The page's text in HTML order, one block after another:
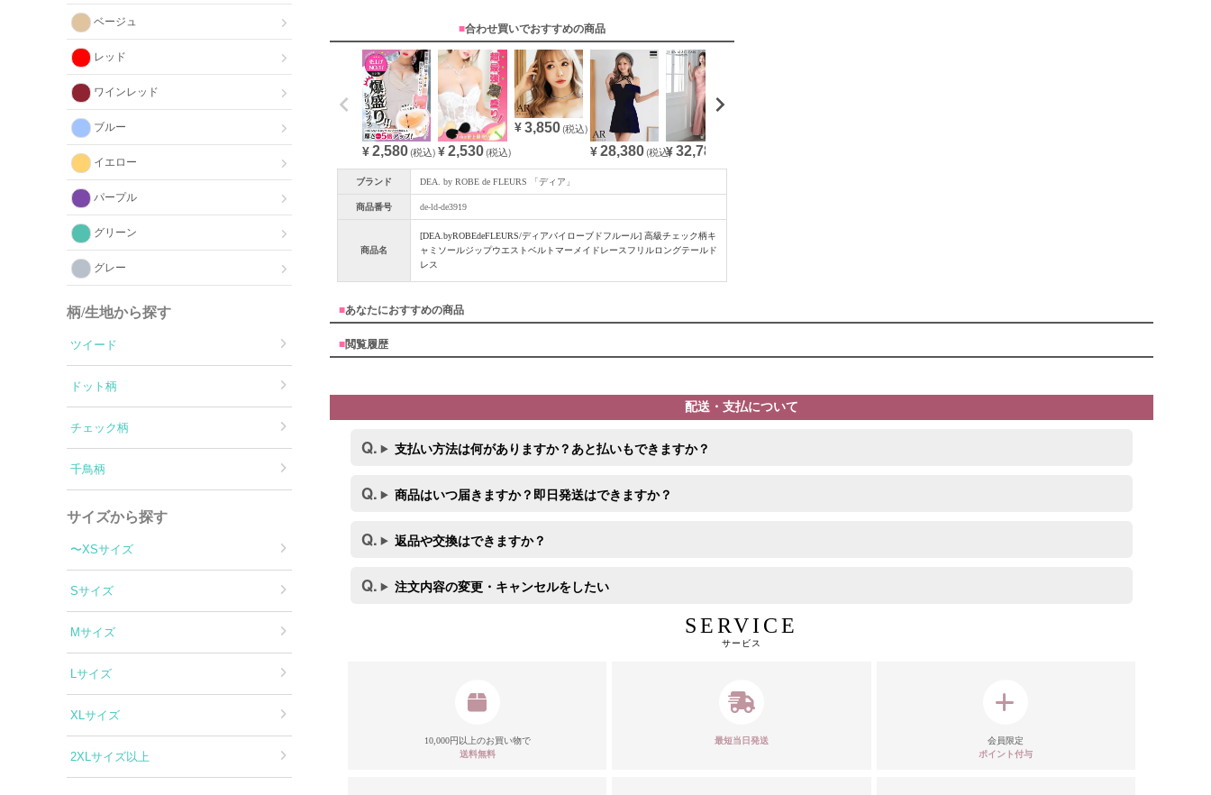
ベージュ
レッド
ワインレッド
ブルー
イエロー
パープル
グリーン
グレー
柄/生地から探す
ツイード
ドット柄
チェック柄
千鳥柄
サイズから探す
〜XSサイズ
Sサイズ
Mサイズ
Lサイズ
XLサイズ
2XLサイズ以上
■合わせ買いでおすすめの商品
¥2,580(税込) ¥ 2,530(税込)
¥3,850 (税込)
¥28,380 (税込)¥32,780
ブランド DEA. by ROBE de FLEURS 「ディア」
商品番号 de-ld-de3919
商品名
[DEA.byROBEdeFLEURS/ディアバイローブドフルール] 高級チェック柄キ
ャミソールジップウエストベルトマーメイドレースフリルロングテールド
レス
■あなたにおすすめの商品
■閲覧履歴
配送・支払について
支払い方法は何がありますか？あと払いもできますか？
商品はいつ届きますか？即日発送はできますか？
返品や交換はできますか？
注文内容の変更・キャンセルをしたい
SERVICE
サービス
10,000円以上のお買い物で
送料無料
最短当日発送
会員限定
ポイント付与